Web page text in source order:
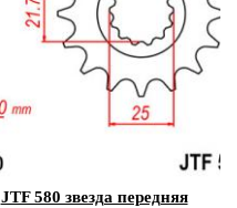
JTF 580 звезда передняя